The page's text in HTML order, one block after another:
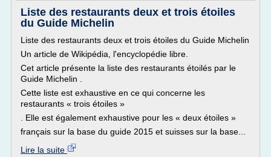
Liste des restaurants deux et trois étoiles
du Guide Michelin
Liste des restaurants deux et trois étoiles du Guide Michelin
Un article de Wikipédia, l'encyclopédie libre.
Cet article présente la liste des restaurants étoilés par le
Guide Michelin .
Cette liste est exhaustive en ce qui concerne les
restaurants « trois étoiles »
. Elle est également exhaustive pour les « deux étoiles »
français sur la base du guide 2015 et suisses sur la base...
Lire la suite